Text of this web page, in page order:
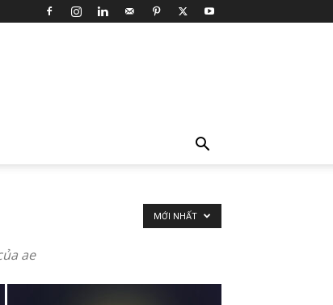
ae
MỚI NHẤT